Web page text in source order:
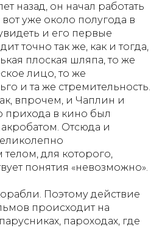
назад, он начал работать
уже около полугода в
и его первые
точно так же, как и тогда,
плоская шляпа, то же
лицо, то же
и та же стремительность.
впрочем, и Чаплин и
прихода в кино был
Отсюда и
для которого,
понятия «невозможно».
Поэтому действие
происходит на
пароходах, где